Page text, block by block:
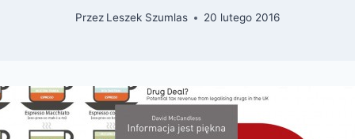
Przez Leszek Szumlas 20 lutego 2016